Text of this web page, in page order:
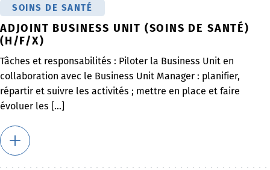
SOINS DE SANTÉ
ADJOINT BUSINESS UNIT (SOINS DE SANTÉ)
(H/F/X)
Tâches et responsabilités : Piloter la Business Unit en
collaboration avec le Business Unit Manager : planifier,
répartir et suivre les activités ; mettre en place et faire
évoluer les [...]